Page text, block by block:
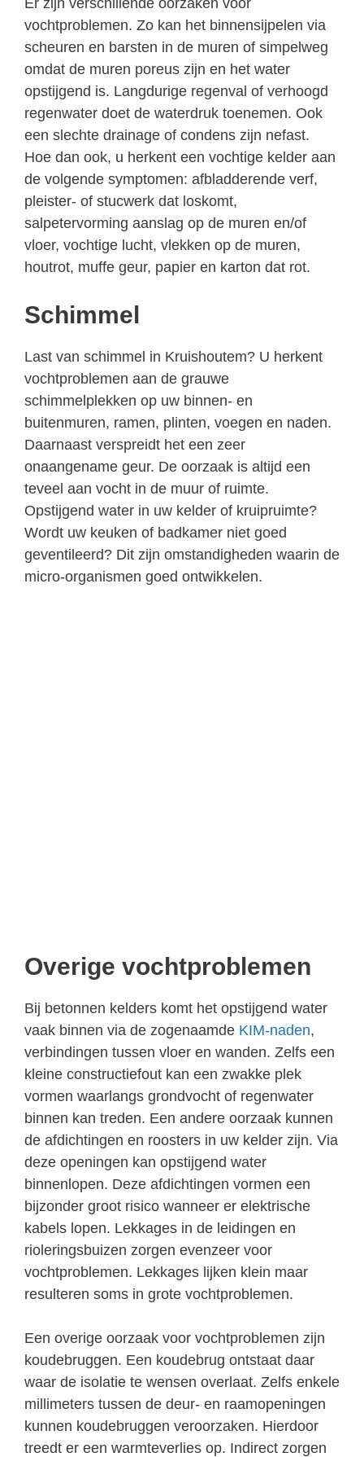
vochtproblemen. Zo kan het binnensijpelen via
scheuren en barsten in de muren of simpelweg
omdat de muren poreus zijn en het water
opstijgend is. Langdurige regenval of verhoogd
regenwater doet de waterdruk toenemen. Ook
een slechte drainage of condens zijn nefast.
Hoe dan ook, u herkent een vochtige kelder aan
de volgende symptomen: afbladderende verf,
pleister- of stucwerk dat loskomt,
salpetervorming aanslag op de muren en/of
vloer, vochtige lucht, vlekken op de muren,
houtrot, muffe geur, papier en karton dat rot.
Schimmel
Last van schimmel in Kruishoutem? U herkent
vochtproblemen aan de grauwe
schimmelplekken op uw binnen- en
buitenmuren, ramen, plinten, voegen en naden.
Daarnaast verspreidt het een zeer
onaangename geur. De oorzaak is altijd een
teveel aan vocht in de muur of ruimte.
Opstijgend water in uw kelder of kruipruimte?
Wordt uw keuken of badkamer niet goed
geventileerd? Dit zijn omstandigheden waarin de
micro-organismen goed ontwikkelen.
Overige vochtproblemen
Bij betonnen kelders komt het opstijgend water
vaak binnen via de zogenaamde KIM-naden,
verbindingen tussen vloer en wanden. Zelfs een
kleine constructiefout kan een zwakke plek
vormen waarlangs grondvocht of regenwater
binnen kan treden. Een andere oorzaak kunnen
de afdichtingen en roosters in uw kelder zijn. Via
deze openingen kan opstijgend water
binnenlopen. Deze afdichtingen vormen een
bijzonder groot risico wanneer er elektrische
kabels lopen. Lekkages in de leidingen en
rioleringsbuizen zorgen evenzeer voor
vochtproblemen. Lekkages lijken klein maar
resulteren soms in grote vochtproblemen.
Een overige oorzaak voor vochtproblemen zijn
koudebruggen. Een koudebrug ontstaat daar
waar de isolatie te wensen overlaat. Zelfs enkele
millimeters tussen de deur- en raamopeningen
kunnen koudebruggen veroorzaken. Hierdoor
treedt er een warmteverlies op. Indirect zorgen